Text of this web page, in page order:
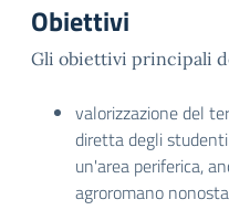
Obiettivi
Gli obiettivi principali
valorizzazione del
diretta degli
un'area periferica,
agroromano